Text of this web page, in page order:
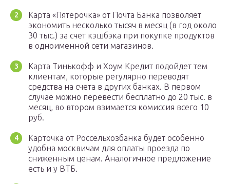
Карта «Пятерочка» от Почта Банка позволяет
экономить несколько тысяч в месяц (в год около
30 тыс.) за счет кэшбэка при покупке продуктов
в одноименной сети магазинов.
Карта Тинькофф и Хоум Кредит подойдет тем
клиентам, которые регулярно переводят
средства на счета в других банках. В первом
случае можно перевести бесплатно до 20 тыс. в
месяц, во втором взимается комиссия всего 10
руб.
Карточка от Россельхозбанка будет особенно
удобна москвичам для оплаты проезда по
сниженным ценам. Аналогичное предложение
есть и у ВТБ.